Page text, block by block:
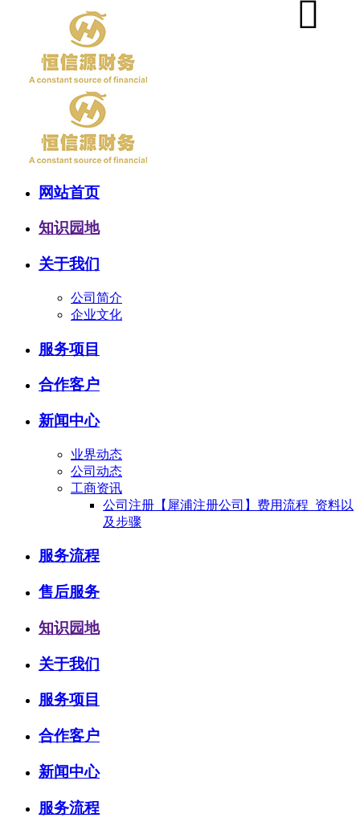
网站首页
知识园地
关于我们
公司简介
企业文化
服务项目
合作客户
新闻中心
业界动态
公司动态
工商资讯
公司注册【犀浦注册公司】费用流程_资料以
及步骤
服务流程
售后服务
知识园地
关于我们
服务项目
合作客户
新闻中心
服务流程